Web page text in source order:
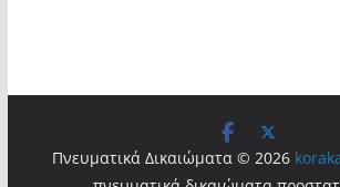
Πνευματικά Δικαιώματα © 2026